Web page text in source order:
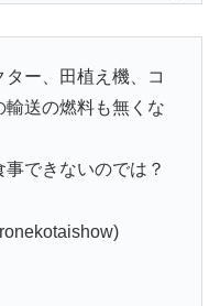
ー、田植え機、コ
輸送の燃料も無くな
できないのでは？